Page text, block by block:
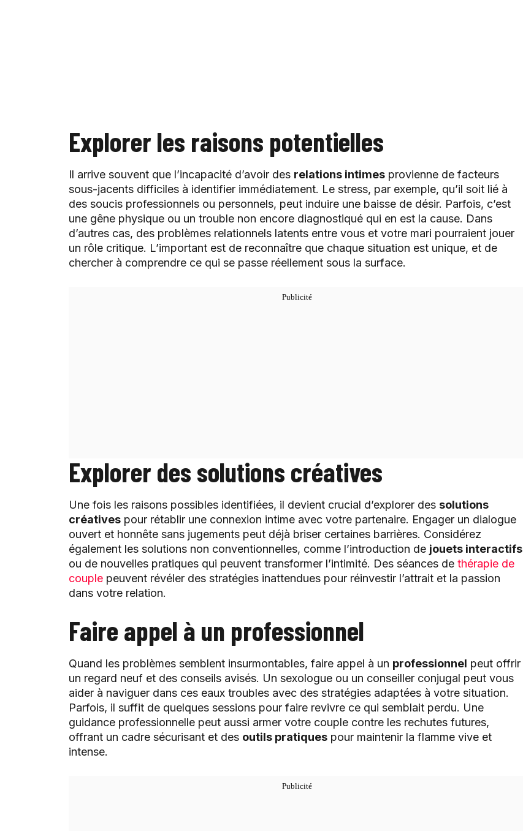
Explorer les raisons potentielles
Il arrive souvent que l’incapacité d’avoir des relations intimes provienne de facteurs
sous-jacents difficiles à identifier immédiatement. Le stress, par exemple, qu’il soit lié à
des soucis professionnels ou personnels, peut induire une baisse de désir. Parfois, c’est
une gêne physique ou un trouble non encore diagnostiqué qui en est la cause. Dans
d’autres cas, des problèmes relationnels latents entre vous et votre mari pourraient jouer
un rôle critique. L’important est de reconnaître que chaque situation est unique, et de
chercher à comprendre ce qui se passe réellement sous la surface.
Explorer des solutions créatives
Une fois les raisons possibles identifiées, il devient crucial d’explorer des solutions
créatives pour rétablir une connexion intime avec votre partenaire. Engager un dialogue
ouvert et honnête sans jugements peut déjà briser certaines barrières. Considérez
également les solutions non conventionnelles, comme l’introduction de jouets interactifs
ou de nouvelles pratiques qui peuvent transformer l’intimité. Des séances de thérapie de
couple peuvent révéler des stratégies inattendues pour réinvestir l’attrait et la passion
dans votre relation.
Faire appel à un professionnel
Quand les problèmes semblent insurmontables, faire appel à un professionnel peut offrir
un regard neuf et des conseils avisés. Un sexologue ou un conseiller conjugal peut vous
aider à naviguer dans ces eaux troubles avec des stratégies adaptées à votre situation.
Parfois, il suffit de quelques sessions pour faire revivre ce qui semblait perdu. Une
guidance professionnelle peut aussi armer votre couple contre les rechutes futures,
offrant un cadre sécurisant et des outils pratiques pour maintenir la flamme vive et
intense.